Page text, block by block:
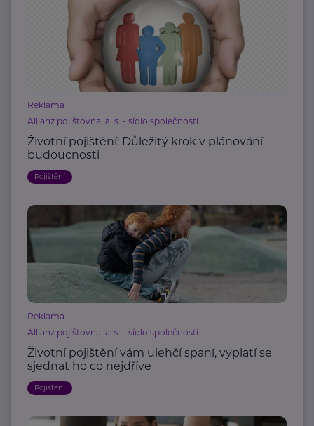
Reklama
Allianz pojišťovna, a. s. - sídlo společnosti
Životní pojištění: Důležitý krok v plánování
budoucnosti
Pojištění
Reklama
Allianz pojišťovna, a. s. - sídlo společnosti
Životní pojištění vám ulehčí spaní, vyplatí se
sjednat ho co nejdříve
Pojištění